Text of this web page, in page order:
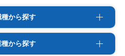
種から探す
種から探す